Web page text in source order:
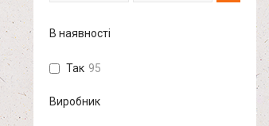
В наявності
Так 95
Виробник